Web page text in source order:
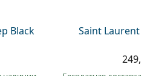
Black Saint Laurent